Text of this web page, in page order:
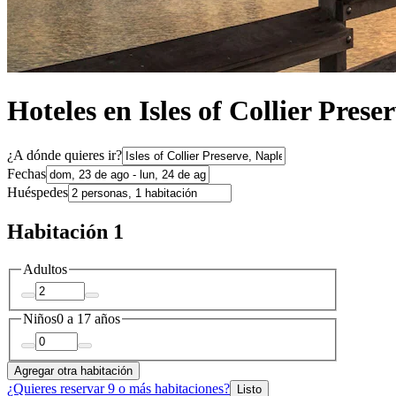
Hoteles en Isles of Collier
¿A dónde quieres ir?
Fechas
Huéspedes
Habitación 1
Adultos
Niños0 a 17 años
Agregar otra habitación
¿Quieres reservar 9 o más habitaciones? Listo